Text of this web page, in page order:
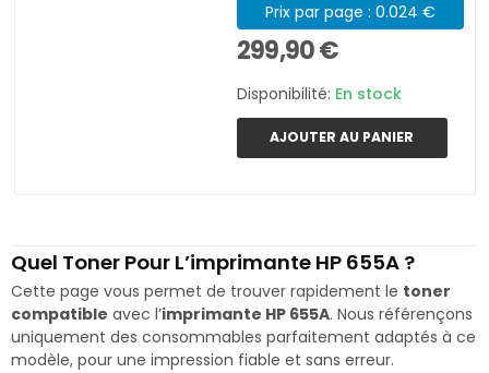
Prix par page : 0.024 €
299,90 €
Disponibilité: En stock
AJOUTER AU PANIER
Quel Toner Pour L’imprimante HP 655A ?
Cette page vous permet de trouver rapidement le toner
compatible avec l’imprimante HP 655A. Nous référençons
uniquement des consommables parfaitement adaptés à ce
modèle, pour une impression fiable et sans erreur.